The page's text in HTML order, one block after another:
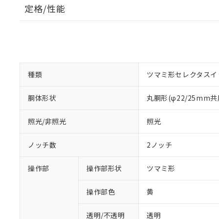
定格/性能
種類 ツマミ形セレクタス
胴体形状 丸胴形(φ22/25mm共
照光/非照光 照光
ノッチ数 2ノッチ
操作部 操作部形状 ツマミ形
操作部色 黄
透明/不透明 透明